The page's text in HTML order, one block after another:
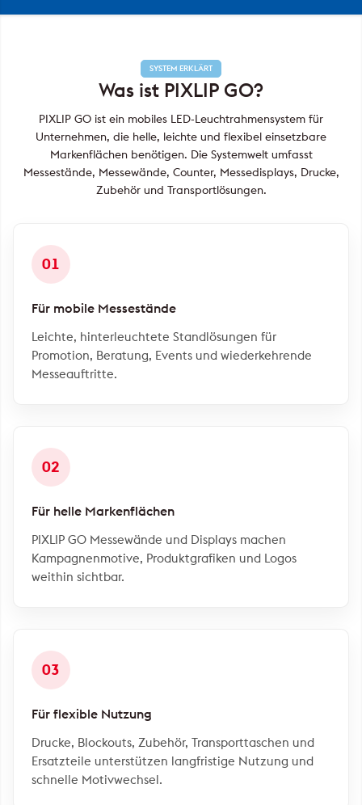
SYSTEM ERKLÄRT
Was ist PIXLIP GO?
PIXLIP GO ist ein mobiles LED-Leuchtrahmensystem für
Unternehmen, die helle, leichte und flexibel einsetzbare
Markenflächen benötigen. Die Systemwelt umfasst
Messestände, Messewände, Counter, Messedisplays, Drucke,
Zubehör und Transportlösungen.
01
Für mobile Messestände
Leichte, hinterleuchtete Standlösungen für
Promotion, Beratung, Events und wiederkehrende
Messeauftritte.
02
Für helle Markenflächen
PIXLIP GO Messewände und Displays machen
Kampagnenmotive, Produktgrafiken und Logos
weithin sichtbar.
03
Für flexible Nutzung
Drucke, Blockouts, Zubehör, Transporttaschen und
Ersatzteile unterstützen langfristige Nutzung und
schnelle Motivwechsel.